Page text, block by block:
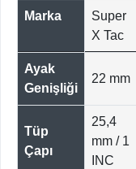
Marka
Super
X Tac
Ayak
Genişliği
22 mm
Tüp
Çapı
25,4
mm / 1
INC